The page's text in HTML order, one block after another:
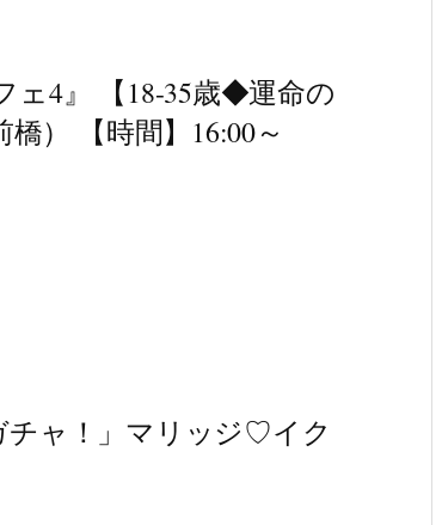
ェ4』 【18-35歳◆運命の
） 【時間】16:00～
ャ！」マリッジ♡イク